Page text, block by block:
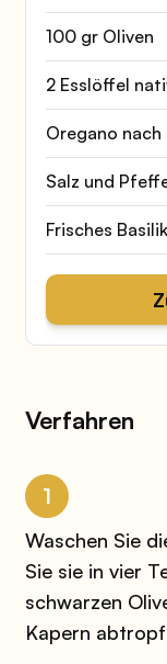
100 gr Oliven
2 Esslöffel
Oregano nach
Salz und
Frisches
Verfahren
1
Waschen Sie
Sie sie in vier
schwarzen
Kapern